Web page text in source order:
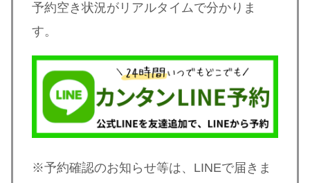
予約空き状況がリアルタイムで分かりま
す。
※予約確認のお知らせ等は、LINEで届きま